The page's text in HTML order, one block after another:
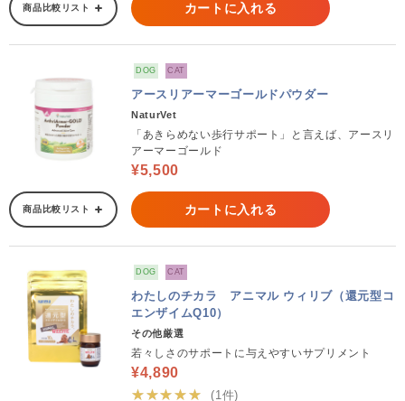
商品比較リスト カートに入れる
DOG CAT
アースリアーマーゴールドパウダー
NaturVet
「あきらめない歩行サポート」と言えば、アースリ
アーマーゴールド
¥5,500
商品比較リスト カートに入れる
DOG CAT
わたしのチカラ アニマル ウィリブ（還元型コ
エンザイムQ10）
その他厳選
若々しさのサポートに与えやすいサプリメント
¥4,890
★★★★★
(1件)